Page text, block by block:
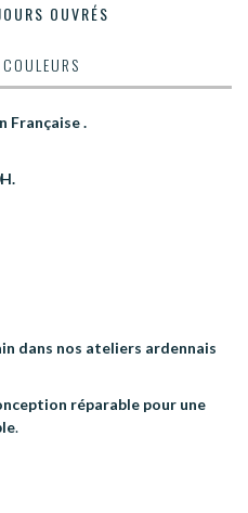
OUVRÉS
Française .
dans nos ateliers ardennais
réparable pour une
.